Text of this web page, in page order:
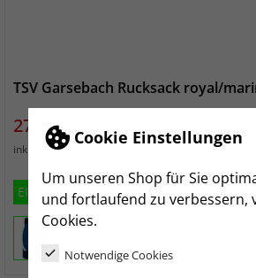
Cookie Einstellungen
Um unseren Shop für Sie
und fortlaufend zu verbessern,
Cookies.
Notwendige Cookies
TSV Garsebach Rucksack royal/
Preis
27,99 €
inkl. MwSt. zzgl. Versand
EINHEITSGRÖSSE (CA. 32 LITER)